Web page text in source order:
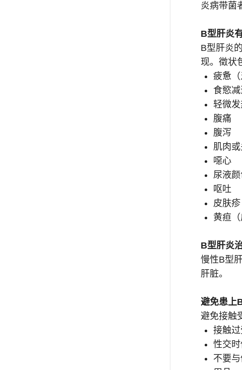
炎病带菌
B型肝炎
B型肝炎
现。徵状
疲惫（
食慾减
轻微
腹痛
腹泻
肌肉
噁心
尿液
呕吐
皮肤疹
黄疸（
B型肝炎
慢性B型
肝脏。
避免患上
避免接触
接触
性交
不要